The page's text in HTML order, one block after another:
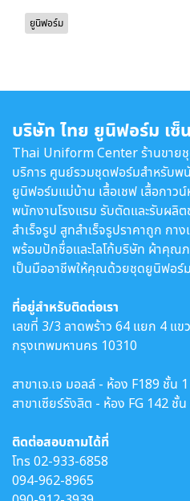
ยูนิฟอร์ม
บริษัท ไทย ยูนิฟอร์ม เซ็
Thai Uniform Center ร้านขาย
บริการ ศูนย์รวมชุดฟอร์มสำหรับพ
ยูนิฟอร์มแม่บ้าน เสื้อเชฟ เสื้อกาว
พนักงานโรงแรม รับตัดและรับผลิ
สำเร็จรูป สูทสำเร็จรูปราคาถูก ก
พร้อมปักชื่อและโลโก้บริษัท ผ้าคุณ
เป็นมืออาชีพให้คุณด้วยชุดยูนิฟอร์ม
ที่อยู่สำหรับติดต่อเรา
เลขที่ 3/3 ลาดพร้าว 64 แยก 4 แข
กรุงเทพมหานคร 10310
สาขาเจ.เจ มอลล์ - ห้อง F189 ชั้น
สาขาเซียร์รังสิต - ห้อง FG 142 ชั้น
ติดต่อสอบถามได้ที่
โทร02-933-6858
094-962-8965